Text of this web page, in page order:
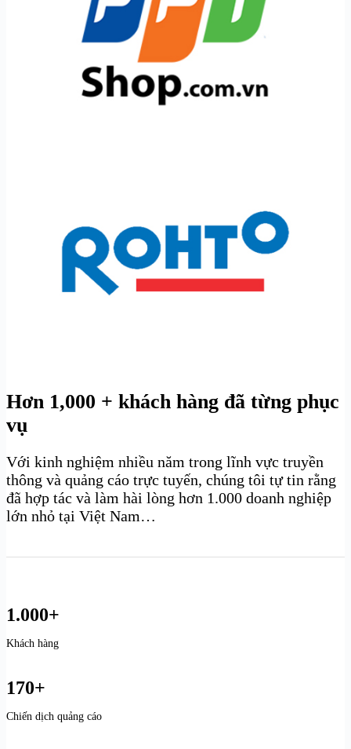
Hơn 1,000 + khách hàng đã từng phục
vụ
Với kinh nghiệm nhiều năm trong lĩnh vực truyền
thông và quảng cáo trực tuyến, chúng tôi tự tin rằng
đã hợp tác và làm hài lòng hơn 1.000 doanh nghiệp
lớn nhỏ tại Việt Nam…
1.000+
Khách hàng
170+
Chiến dịch quảng cáo